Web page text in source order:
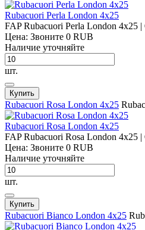
Rubacuori Perla London 4x25
FAP Rubacuori Perla London 4x25
Цена: Звоните 0 RUB
Наличие уточняйте
шт.
Купить
Rubacuori Rosa London 4x25
Rubacuori Rosa London 4x25
FAP Rubacuori Rosa London 4x25
Цена: Звоните 0 RUB
Наличие уточняйте
шт.
Купить
Rubacuori Bianco London 4x25